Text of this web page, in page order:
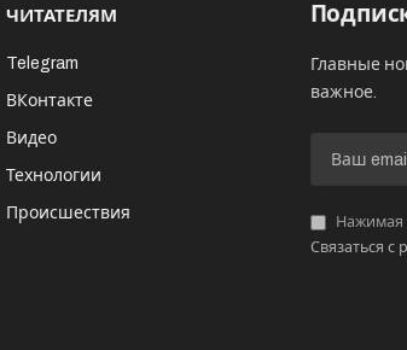
ЧИТАТЕЛЯМ
Telegram
ВКонтакте
Видео
Технологии
Происшествия
Главные
важное.
Нажимая
Связаться с